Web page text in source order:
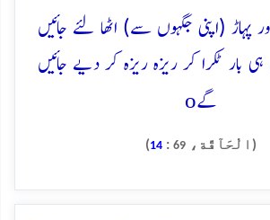
پہاڑ (اپنی جگہوں سے) اٹھا لئے جائیں
بار ٹکرا کر ریزہ ریزہ کر دیے جائیں
گےo
(الْحَآقَّة، 69
:
14
)